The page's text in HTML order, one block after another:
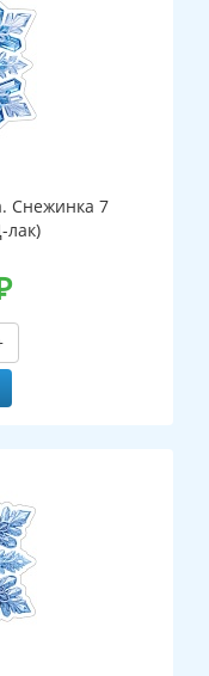
Снежинка 7
лак)